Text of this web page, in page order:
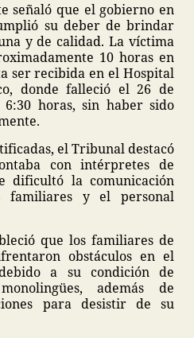
señaló que el gobierno en
su deber de brindar
y de calidad. La víctima
10 horas en
ser recibida en el Hospital
donde falleció el 26 de
horas, sin haber sido
el Tribunal destacó
con intérpretes de
dificultó la comunicación
familiares y el personal
que los familiares de
obstáculos en el
a su condición de
además de
para desistir de su